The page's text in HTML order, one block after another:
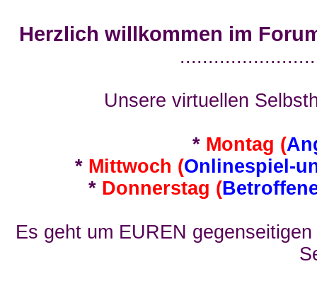
Herzlich willkommen im
Unsere virtuellen
* Montag (
* Mittwoch (Onlinespiel-
* Donnerstag (
Es geht um EUREN